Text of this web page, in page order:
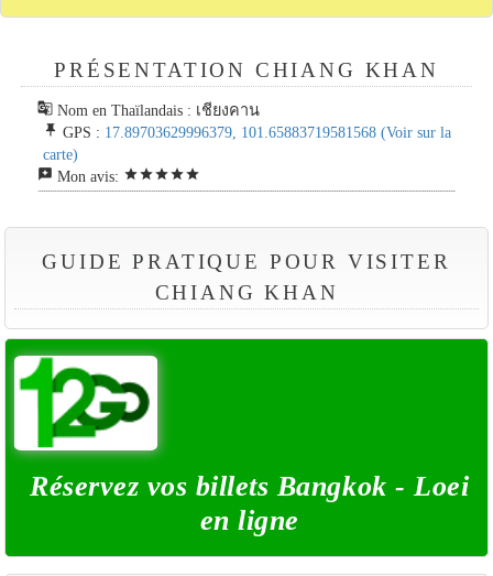
PRÉSENTATION CHIANG KHAN
g_translate Nom en Thaïlandais : เชียงคาน
push_pin GPS : 17.89703629996379, 101.65883719581568 (Voir sur la
carte)
reviews Mon avis: starstarstarstarstar
GUIDE PRATIQUE POUR VISITER
CHIANG KHAN
Réservez vos billets Bangkok - Loei
en ligne